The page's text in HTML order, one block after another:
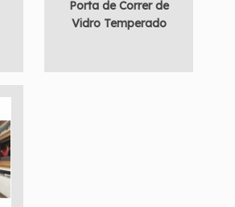
Porta de Correr de
Vidro Temperado